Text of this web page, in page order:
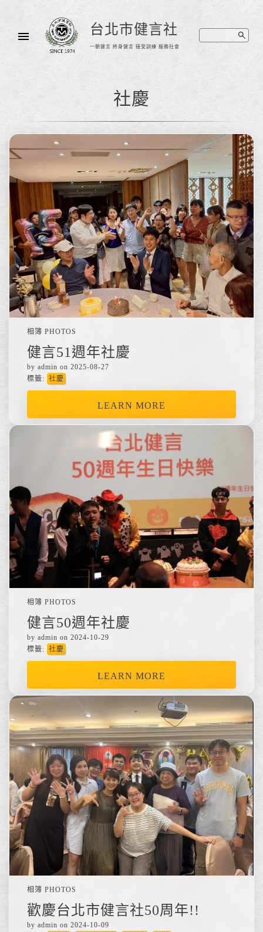
台北市健言社
一朝健言 終身健言 接受訓練 服務社會
社慶
相簿 PHOTOS
健言51週年社慶
by admin on 2025-08-27
標籤: 社慶
LEARN MORE
相簿 PHOTOS
健言50週年社慶
by admin on 2024-10-29
標籤: 社慶
LEARN MORE
相簿 PHOTOS
歡慶台北市健言社50周年!!
by admin on 2024-10-09